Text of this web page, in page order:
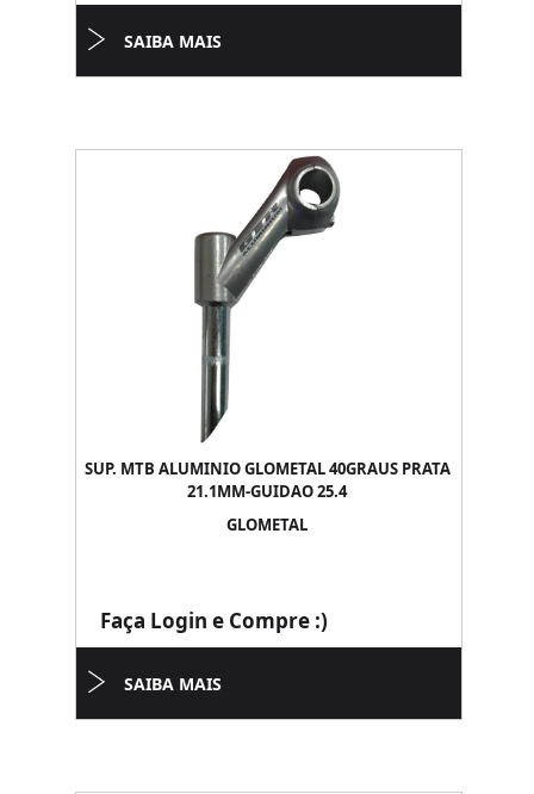
SAIBA MAIS
SUP. MTB ALUMINIO GLOMETAL 40GRAUS PRATA
21.1MM-GUIDAO 25.4
GLOMETAL
Faça Login e Compre :)
SAIBA MAIS